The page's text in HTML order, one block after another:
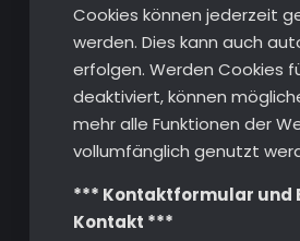
Cookies können jederzeit
werden. Dies kann auch
erfolgen. Werden Cookies
deaktiviert, können
mehr alle Funktionen der
vollumfänglich genutzt
*** Kontaktformular und
Kontakt ***